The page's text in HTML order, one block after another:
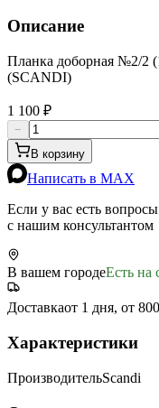
Описание
Планка доборная №2/2
(SCANDI)
1 100 ₽
−
В корзину
Написать в MAX
Если у вас есть
с нашим консультантом
В вашем городеЕсть на
Доставкаот 1 дня, от
Характеристики
ПроизводительScandi